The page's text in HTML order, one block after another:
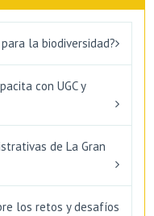
la biodiversidad?
con UGC y
de La Gran
los retos y desafíos